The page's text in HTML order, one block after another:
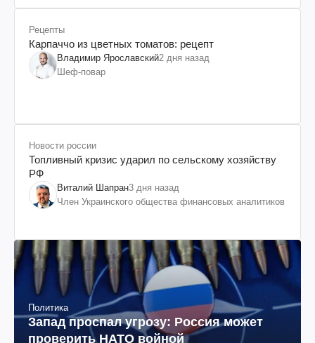
Рецепты
Карпаччо из цветных томатов: рецепт
Владимир Ярославский2 дня назад
Шеф-повар
Новости россии
Топливный кризис ударил по сельскому хозяйству
РФ
Виталий Шапран3 дня назад
Член Украинского общества финансовых аналитиков
Политика
Запад проспал угрозу: Россия может
проверить НАТО войной